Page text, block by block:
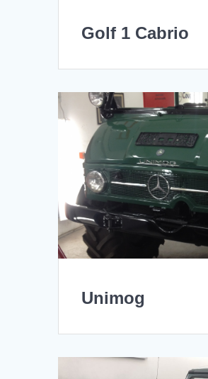
Golf 1 Cabrio
Unimog